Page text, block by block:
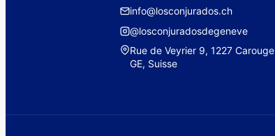
info@losconjurados.ch
@losconjuradosdegeneve
Rue de Veyrier 9, 1227 Carouge
GE, Suisse